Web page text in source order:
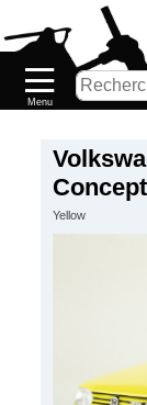
Yellow
Nouveautés
Catalogue/Stock
PETITS
PRIX